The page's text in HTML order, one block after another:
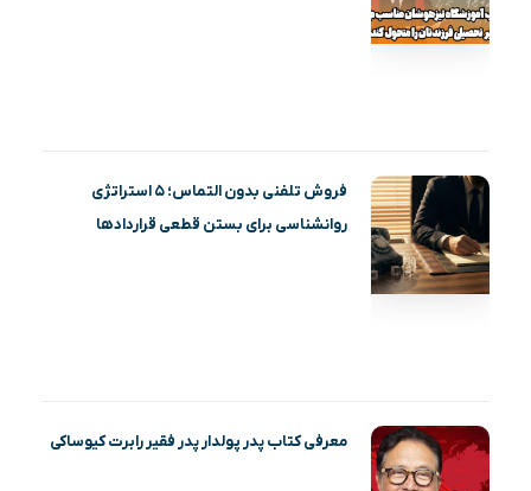
فروش تلفنی بدون التماس؛ ۵ استراتژی
روانشناسی برای بستن قطعی قراردادها
معرفی کتاب پدر پولدار پدر فقیر رابرت کیوساکی